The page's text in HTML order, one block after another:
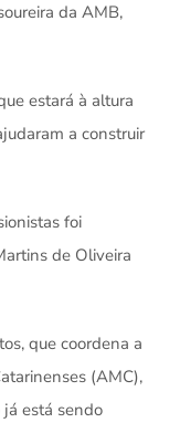
da AMB,
estará à altura
a construir
foi
de Oliveira
que coordena a
(AMC),
está sendo